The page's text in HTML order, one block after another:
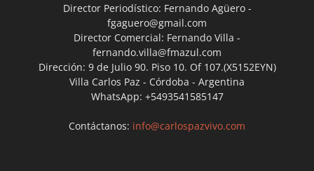
Director Periodístico: Fernando Agüero -
fgaguero@gmail.com
Director Comercial: Fernando Villa -
fernando.villa@fmazul.com
Dirección: 9 de Julio 90. Piso 10. Of 107.(X5152EYN)
Villa Carlos Paz - Córdoba - Argentina
WhatsApp: +5493541585147
Contáctanos: info@carlospazvivo.com